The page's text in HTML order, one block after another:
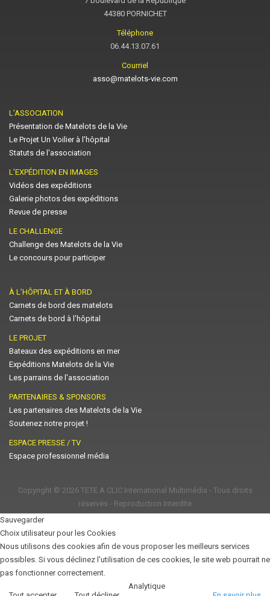
44380 PORNICHET
Téléphone
06.44.13.07.61
Courriel
asso@matelots-vie.com
L’ASSOCIATION
Présentation de Matelots de la Vie
Le Projet Un Voilier à l'hôpital
Statuts de l'association
L’EXPÉDITION EN IMAGES
Vidéos des expéditions
Galerie photos des expéditions
Revue de presse
LE CHALLENGE
Challenge des Matelots de la Vie
Le concours pour participer
À L’HÔPITAL ET À BORD
Carnets de bord des matelots
Carnets de bord à l’hôpital
LE PROJET
Bateaux des expéditions en mer
Expéditions Matelots de la Vie
Les parrains de l'association
PARTENAIRES & SPONSORS
Les partenaires des Matelots de la Vie
Soutenez notre projet !
ESPACE PRESSE / TV
Espace professionnel média
Copyright © 2026 TETE A CLIC International Multimédia - Tous droits
réservés - Reproduction Interdite
Sauvegarder
Choix utilisateur pour les Cookies
Nous utilisons des cookies afin de vous proposer les meilleurs services
possibles. Si vous déclinez l'utilisation de ces cookies, le site web pourrait ne
pas fonctionner correctement.
Analytique